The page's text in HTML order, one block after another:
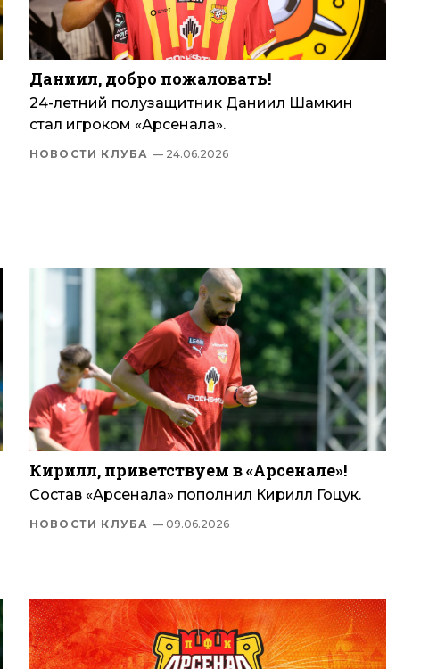
Даниил, добро пожаловать!
24-летний полузащитник Даниил Шамкин
стал игроком «Арсенала».
НОВОСТИ КЛУБА — 24.06.2026
Кирилл, приветствуем в «Арсенале»!
Состав «Арсенала» пополнил Кирилл Гоцук.
НОВОСТИ КЛУБА — 09.06.2026